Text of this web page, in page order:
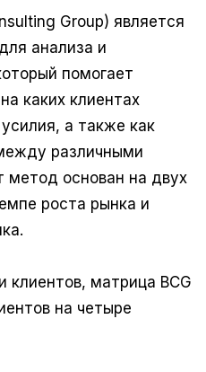
Group) является
анализа и
помогает
каких клиентах
а также как
различными
метод основан на двух
роста рынка и
клиентов, матрица BCG
на четыре